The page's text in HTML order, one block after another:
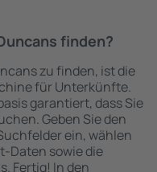
finden?
zu finden, ist die
für Unterkünfte.
garantiert, dass Sie
Geben Sie den
ein, wählen
Daten sowie die
Fertig! In den